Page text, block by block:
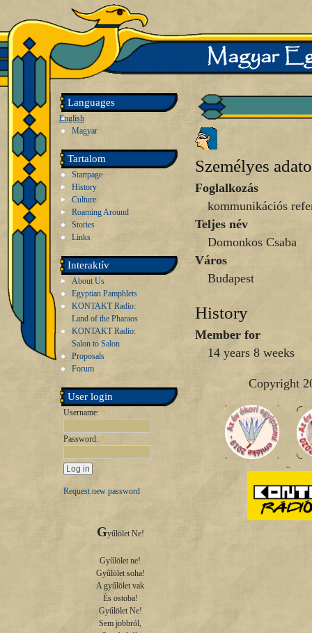
Languages
English
Magyar
Tartalom
Startpage
History
Culture
Roaming Around
Stories
Links
Interaktív
About Us
Egyptian Pamphlets
KONTAKT Radio:
Land of the Pharaos
KONTAKT Radio:
Salon to Salon
Proposals
Forum
User login
Username: *
Password: *
Request new password
Gyűlölet Ne!
Gyűlölet ne!
Gyűlölet soha!
A gyűlölet vak
És ostoba!
Gyűlölet Ne!
Sem jobbról,
Személyes
Foglalkozás
kommunikációs
Teljes név
Domonkos Csaba
Város
Budapest
History
Member for
14 years 8 weeks
Copyright